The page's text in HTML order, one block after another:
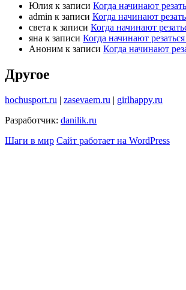
Юлия к записи Когда начинают
admin к записи Когда начинают
света к записи Когда начинают
яна к записи Когда начинают
Аноним к записи Когда начинают
Другое
hochusport.ru | zasevaem.ru | girlhappy.ru
Разработчик: danilik.ru
Шаги в мир Сайт работает на WordPress